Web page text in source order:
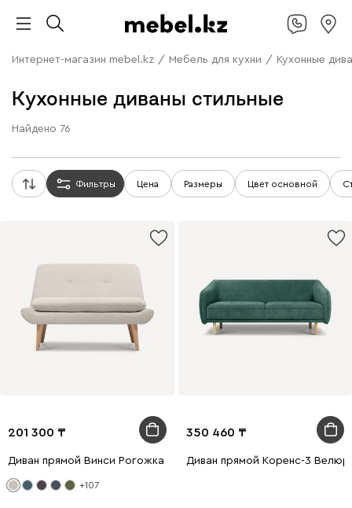
Интернет-магазин mebel.kz / Мебель для кухни / Кухонные
Кухонные диваны стильные
Найдено 76
Фильтры Цена Размеры Цвет основной
201 300
Диван прямой Винси Рогожка Молочный
+107
350 460
Диван прямой Коренс-3 Велюр